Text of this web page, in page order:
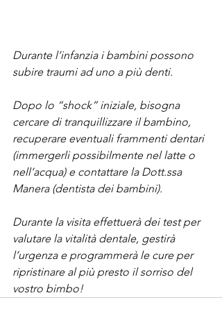
Durante l’infanzia i bambini possono
subire traumi ad uno a più denti.
Dopo lo “shock” iniziale, bisogna
cercare di tranquillizzare il bambino,
recuperare eventuali frammenti dentari
(immergerli possibilmente nel latte o
nell’acqua) e contattare la Dott.ssa
Manera (dentista dei bambini).
Durante la visita effettuerà dei test per
valutare la vitalità dentale, gestirà
l’urgenza e programmerà le cure per
ripristinare al più presto il sorriso del
vostro bimbo!